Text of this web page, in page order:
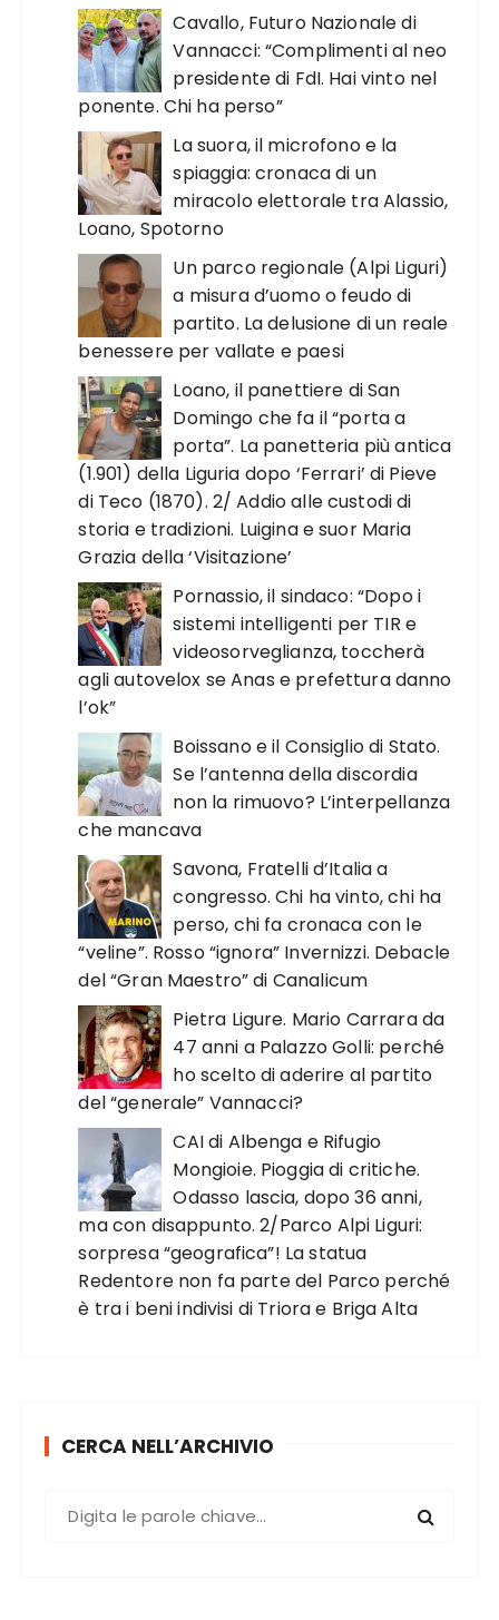
Cavallo, Futuro Nazionale di
Vannacci: “Complimenti al neo
presidente di FdI. Hai vinto nel
ponente. Chi ha perso”
La suora, il microfono e la
spiaggia: cronaca di un
miracolo elettorale tra Alassio,
Loano, Spotorno
Un parco regionale (Alpi Liguri)
a misura d’uomo o feudo di
partito. La delusione di un reale
benessere per vallate e paesi
Loano, il panettiere di San
Domingo che fa il “porta a
porta”. La panetteria più antica
(1.901) della Liguria dopo ‘Ferrari’ di Pieve
di Teco (1870). 2/ Addio alle custodi di
storia e tradizioni. Luigina e suor Maria
Grazia della ‘Visitazione’
Pornassio, il sindaco: “Dopo i
sistemi intelligenti per TIR e
videosorveglianza, toccherà
agli autovelox se Anas e prefettura danno
l’ok”
Boissano e il Consiglio di Stato.
Se l’antenna della discordia
non la rimuovo? L’interpellanza
che mancava
Savona, Fratelli d’Italia a
congresso. Chi ha vinto, chi ha
perso, chi fa cronaca con le
“veline”. Rosso “ignora” Invernizzi. Debacle
del “Gran Maestro” di Canalicum
Pietra Ligure. Mario Carrara da
47 anni a Palazzo Golli: perché
ho scelto di aderire al partito
del “generale” Vannacci?
CAI di Albenga e Rifugio
Mongioie. Pioggia di critiche.
Odasso lascia, dopo 36 anni,
ma con disappunto. 2/Parco Alpi Liguri:
sorpresa “geografica”! La statua
Redentore non fa parte del Parco perché
è tra i beni indivisi di Triora e Briga Alta
CERCA NELL’ARCHIVIO